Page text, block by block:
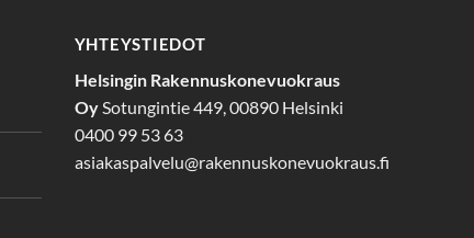
YHTEYSTIEDOT
Helsingin Rakennuskonevuokraus
OySotungintie 449, 00890 Helsinki
0400 99 53 63
asiakaspalvelu@rakennuskonevuokraus.fi